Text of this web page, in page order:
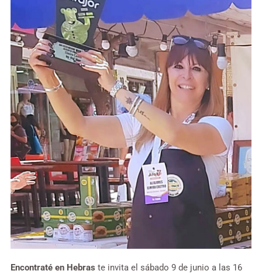
Encontraté en Hebras te invita el sábado 9 de junio a las 16